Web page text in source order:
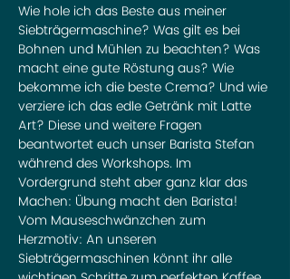
Wie hole ich das Beste aus meiner
Siebträgermaschine? Was gilt es bei
Bohnen und Mühlen zu beachten? Was
macht eine gute Röstung aus? Wie
bekomme ich die beste Crema? Und wie
verziere ich das edle Getränk mit Latte
Art? Diese und weitere Fragen
beantwortet euch unser Barista Stefan
während des Workshops. Im
Vordergrund steht aber ganz klar das
Machen: Übung macht den Barista!
Vom Mauseschwänzchen zum
Herzmotiv: An unseren
Siebträgermaschinen könnt ihr alle